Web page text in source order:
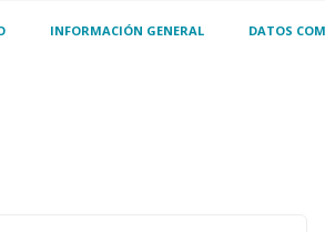
hotelera de re
INFORMACIÓN GENERAL DATOS